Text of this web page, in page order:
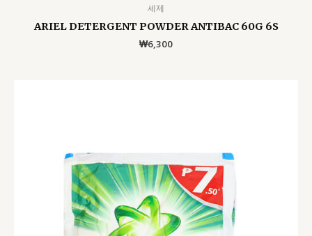
세제
ARIEL DETERGENT POWDER ANTIBAC 60G 6S
₩6,300